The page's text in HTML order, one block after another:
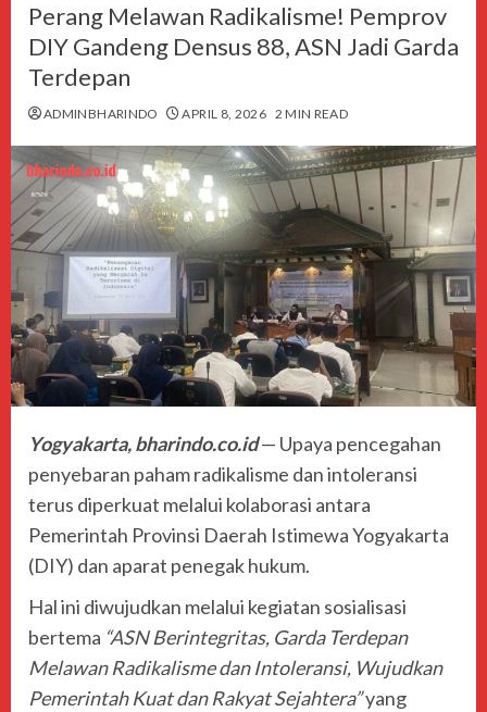
Perang Melawan Radikalisme! Pemprov
DIY Gandeng Densus 88, ASN Jadi Garda
Terdepan
ADMINBHARINDO APRIL 8, 2026 2 MIN READ
Yogyakarta, bharindo.co.id— Upaya pencegahan
penyebaran paham radikalisme dan intoleransi
terus diperkuat melalui kolaborasi antara
Pemerintah Provinsi Daerah Istimewa Yogyakarta
(DIY) dan aparat penegak hukum.
Hal ini diwujudkan melalui kegiatan sosialisasi
bertema “ASN Berintegritas, Garda Terdepan
Melawan Radikalisme dan Intoleransi, Wujudkan
Pemerintah Kuat dan Rakyat Sejahtera”yang